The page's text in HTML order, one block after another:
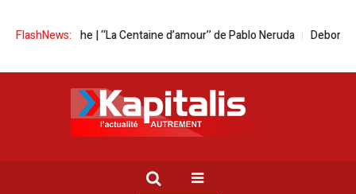
FlashNews:
dimanche | ‘‘La Centaine d’amour’’ de Pablo Neruda Deborah